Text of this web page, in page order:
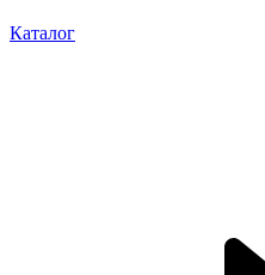
Каталог